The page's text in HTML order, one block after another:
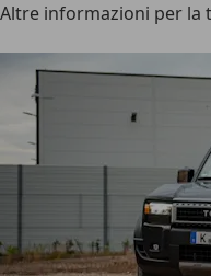
Altre informazioni per la